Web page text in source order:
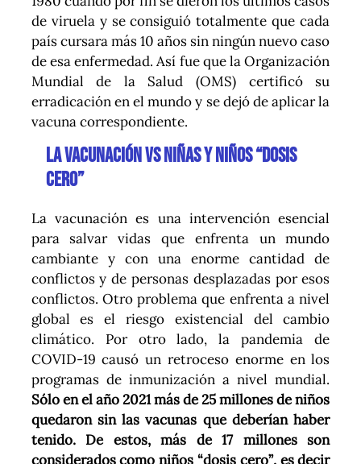
de viruela y se consiguió totalmente que cada
país cursara más 10 años sin ningún nuevo caso
de esa enfermedad. Así fue que la Organización
Mundial de la Salud (OMS) certificó su
erradicación en el mundo y se dejó de aplicar la
vacuna correspondiente.
LA VACUNACIÓN VS NIÑAS Y NIÑOS “DOSIS
CERO”
La vacunación es una intervención esencial
para salvar vidas que enfrenta un mundo
cambiante y con una enorme cantidad de
conflictos y de personas desplazadas por esos
conflictos. Otro problema que enfrenta a nivel
global es el riesgo existencial del cambio
climático. Por otro lado, la pandemia de
COVID-19 causó un retroceso enorme en los
programas de inmunización a nivel mundial.
Sólo en el año 2021 más de 25 millones de niños
quedaron sin las vacunas que deberían haber
tenido. De estos, más de 17 millones son
considerados como niños “dosis cero”, es decir